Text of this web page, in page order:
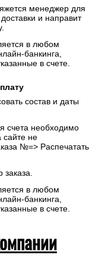
менеджер для
и направит
в любом
банкинга,
в счете.
состав и даты
счета необходимо
сайте не
№=> Распечатать
заказа.
в любом
банкинга,
в счете.